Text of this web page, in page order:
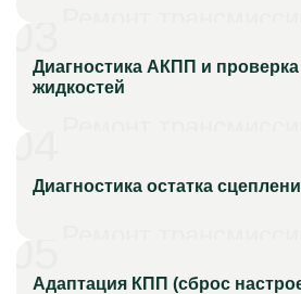
Диагностика АКПП и
жидкостей
Диагностика остатка
Адаптация КПП (сброс